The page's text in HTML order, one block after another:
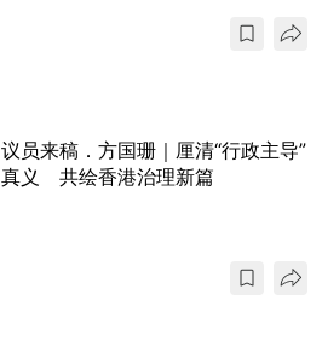
议员来稿．方国珊｜厘清“行政主导”
真义 共绘香港治理新篇